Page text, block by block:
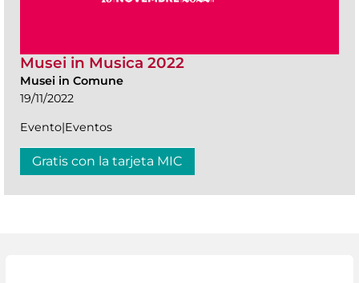
Musei in Musica 2022
Musei in Comune
19/11/2022
Evento|Eventos
Gratis con la tarjeta MIC